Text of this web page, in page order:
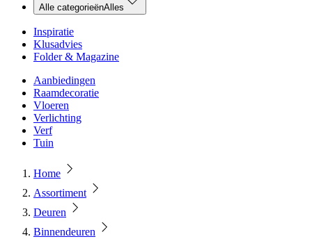
Alle categorieënAlles
Inspiratie
Klusadvies
Folder & Magazine
Aanbiedingen
Raamdecoratie
Vloeren
Verlichting
Verf
Tuin
Home
Assortiment
Deuren
Binnendeuren